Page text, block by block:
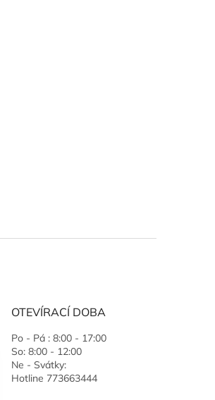
OTEVÍRACÍ DOBA
Po - Pá : 8:00 - 17:00
So: 8:00 - 12:00
Ne - Svátky:
Hotline 773663444